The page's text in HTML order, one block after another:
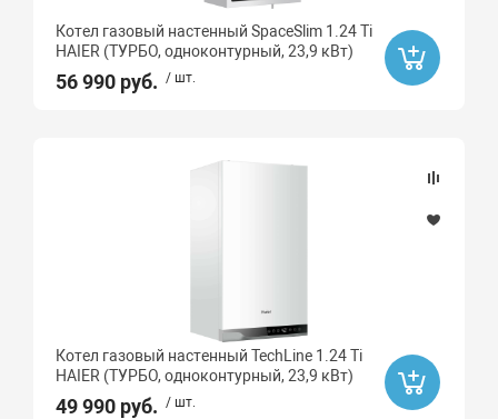
Котел газовый настенный SpaceSlim 1.24 Ti
HAIER (ТУРБО, одноконтурный, 23,9 кВт)
56 990 руб. / шт.
Котел газовый настенный TechLine 1.24 Ti
HAIER (ТУРБО, одноконтурный, 23,9 кВт)
49 990 руб. / шт.